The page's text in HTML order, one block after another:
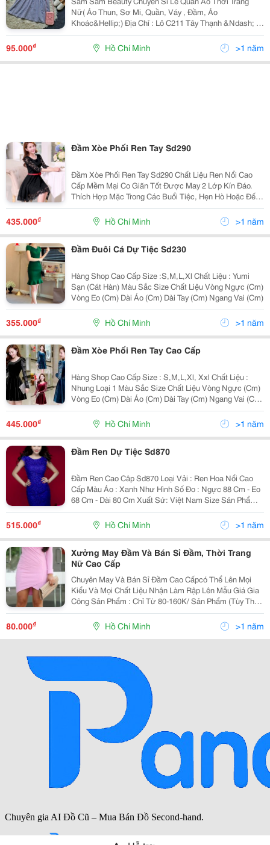
Nữ( Áo Thun, Sơ Mi, Quần, Váy , Đầm, Áo
Khoác&Hellip;) Địa Chỉ : Lô C211 Tây Thạnh &Ndash; P
Tây Thạnh &Ndash; Q Tân Phú &Ndash; Tphcm
Hotline: 0909 482 678 Điều Kiện Lấy Sỉ Quần Áo Sam
Beauty:
95.000₫ Hồ Chí Minh >1 năm
Đầm Xòe Phối Ren Tay Sd290
Đầm Xòe Phối Ren Tay Sd290 Chất Liệu Ren Nổi Cao
Cấp Mềm Mại Co Giãn Tốt Được May 2 Lớp Kín Đáo.
Thích Hợp Mặc Trong Các Buổi Tiệc, Hẹn Hò Hoặc Đến
Công Sở Màu Sắc: Đen, Hồng Lưu Ý: Tặng Kem Dây Nịt
Y Hình Size Sản Phẩm S: Ngực 8
435.000₫ Hồ Chí Minh >1 năm
Đầm Đuôi Cá Dự Tiệc Sd230
Hàng Shop Cao Cấp Size :S,M,L,Xl Chất Liệu : Yumi
Sạn (Cát Hàn) Màu Sắc Size Chất Liệu Vòng Ngực (Cm)
Vòng Eo (Cm) Dài Áo (Cm) Dài Tay (Cm) Ngang Vai (Cm)
355.000₫ Hồ Chí Minh >1 năm
Đầm Xòe Phối Ren Tay Cao Cấp
Hàng Shop Cao Cấp Size : S,M,L,Xl, Xxl Chất Liệu :
Nhung Loại 1 Màu Sắc Size Chất Liệu Vòng Ngực (Cm)
Vòng Eo (Cm) Dài Áo (Cm) Dài Tay (Cm) Ngang Vai (Cm)
Trọn
445.000₫ Hồ Chí Minh >1 năm
Đầm Ren Dự Tiệc Sd870
Đầm Ren Cao Câp Sd870 Loại Vải : Ren Hoa Nổi Cao
Cấp Màu Áo : Xanh Như Hình Số Đo : Ngực 88 Cm - Eo
68 Cm - Dài 80 Cm Xuất Sứ: Việt Nam Size Sản Phẩm
S: Ngực 80-84 Eo 60-64 Mông 82-86 Dài 88 M: Ngực
85-90 Eo 65-70 Mông 87-91 Dai
515.000₫ Hồ Chí Minh >1 năm
Xưởng May Đầm Và Bán Sỉ Đầm, Thời Trang
Nữ Cao Cấp
Chuyên May Và Bán Sỉ Đầm Cao Cấpcó Thể Lên Mọi
Kiểu Và Mọi Chất Liệu Nhận Làm Rập Lên Mẫu Giá Gia
Công Sản Phẩm : Chỉ Từ 80-160K/ Sản Phẩm (Tùy Theo
Mẫu Và Độ Khó Sản Phẩm) Giá Bán Sỉ Đầm Cao Cấp :
160-250K/ Sản Phẩm (Lấy 1 Lần 4 Cái/ Size/
80.000₫ Hồ Chí Minh >1 năm